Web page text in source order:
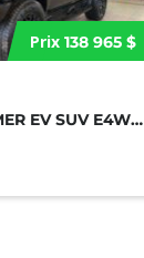
Prix 138 965 $
2026 GMC HUMMER EV SUV E4WD 4DR 2X...